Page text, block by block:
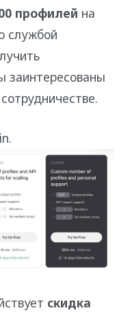
профилей на
службой
заинтересованы
скидка